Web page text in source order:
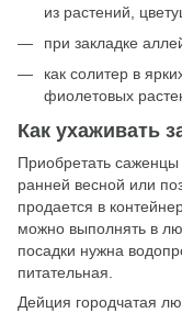
из растений,
при закладке
как солитер в
фиолетовых
Как ухаживать
Приобретать
ранней весной или
продается в
можно выполнять в
посадки нужна
питательная.
Дейция городчатая